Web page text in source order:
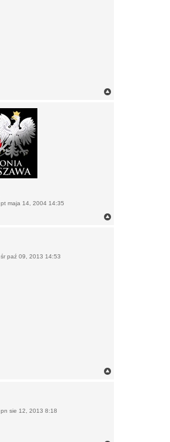
pt maja 14, 2004 14:35
śr paź 09, 2013 14:53
pn sie 12, 2013 8:18